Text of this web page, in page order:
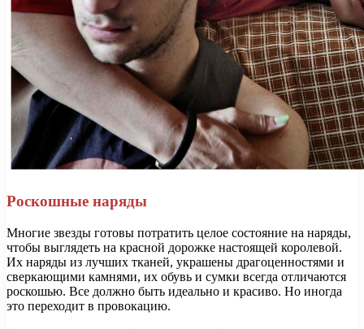
Роскошные наряды
Многие звезды готовы потратить целое состояние на наряды,
чтобы выглядеть на красной дорожке настоящей королевой.
Их наряды из лучших тканей, украшены драгоценностями и
сверкающими камнями, их обувь и сумки всегда отличаются
роскошью. Все должно быть идеально и красиво. Но иногда
это переходит в провокацию.